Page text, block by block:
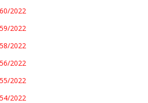
2022
2022
2022
2022
2022
2022